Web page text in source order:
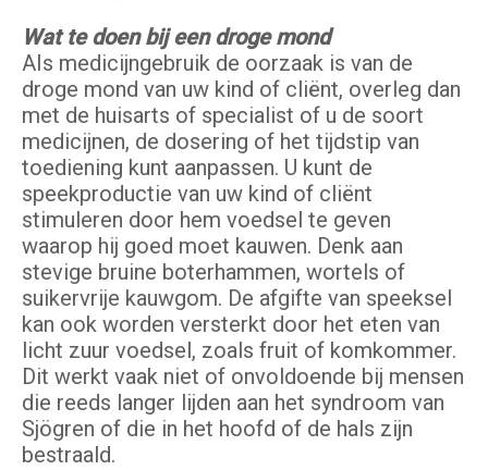
Wat te doen bij een droge mond
AIs medicijngebruik de oorzaak is van de
droge mond van uw kind of cliënt, overleg dan
met de huisarts of specialist of u de soort
medicijnen, de dosering of het tijdstip van
toediening kunt aanpassen. U kunt de
speekproductie van uw kind of cliënt
stimuleren door hem voedsel te geven
waarop hij goed moet kauwen. Denk aan
stevige bruine boterhammen, wortels of
suikervrije kauwgom. De afgifte van speeksel
kan ook worden versterkt door het eten van
licht zuur voedsel, zoals fruit of komkommer.
Dit werkt vaak niet of onvoldoende bij mensen
die reeds langer lijden aan het syndroom van
Sjögren of die in het hoofd of de hals zijn
bestraald.